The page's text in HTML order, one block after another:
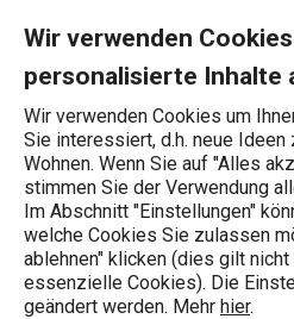
Wir verwenden
personalisierte Inhalte
Wir verwenden Cookies um
Sie interessiert, d.h. neue Ideen
Wohnen. Wenn Sie auf "Alles
stimmen Sie der Verwendung
Im Abschnitt "Einstellungen"
welche Cookies Sie zulassen
ablehnen" klicken (dies gilt
essenzielle Cookies). Die
geändert werden. Mehr hier.
Wonach suchen Sie?
Reiben
Halbrunde Reibe